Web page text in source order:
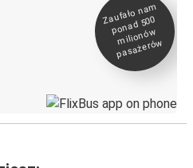
Zaufało na
m
ponad 500
milionó
w
pasażeró
w